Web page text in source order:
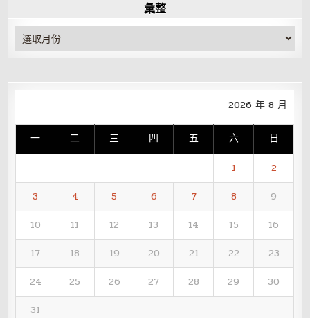
彙整
彙
整
2026 年 8 月
一 二 三 四 五 六 日
1
2
3
4 5 6 7 8
9
10
11 12 13 14 15
16
17
18 19 20 21 22
23
24
25 26 27 28 29
30
31